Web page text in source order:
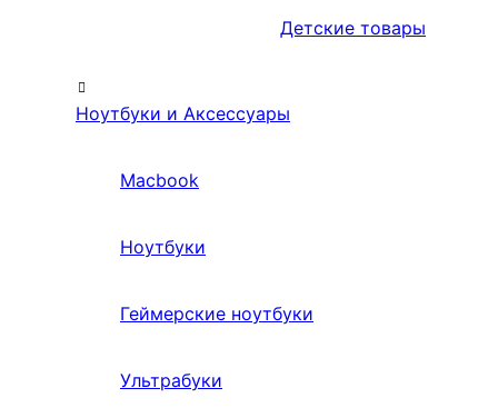
Детские товары
Ноутбуки и Аксессуары
Macbook
Ноутбуки
Геймерские ноутбуки
Ультрабуки